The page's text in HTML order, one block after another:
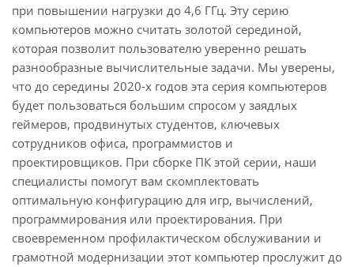
при повышении нагрузки до 4,6 ГГц. Эту серию
компьютеров можно считать золотой серединой,
которая позволит пользователю уверенно решать
разнообразные вычислительные задачи. Мы уверены,
что до середины 2020-х годов эта серия компьютеров
будет пользоваться большим спросом у заядлых
геймеров, продвинутых студентов, ключевых
сотрудников офиса, программистов и
проектировщиков. При сборке ПК этой серии, наши
специалисты помогут вам скомплектовать
оптимальную конфигурацию для игр, вычислений,
программирования или проектирования. При
своевременном профилактическом обслуживании и
грамотной модернизации этот компьютер прослужит до